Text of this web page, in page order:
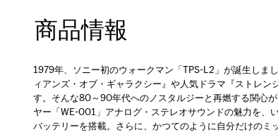
商品情報
1979年、ソニー初のウォークマン「TPS-L2」が誕生しま
ィアンズ・オブ・ギャラクシー』や人気ドラマ『ストレ
す。そんな80～90年代へのノスタルジーと再燃する関心
ヤー「WE-001」アナログ・ステレオサウンドの魅力を
バッテリーを搭載。さらに、かつてのように自分だけのミ